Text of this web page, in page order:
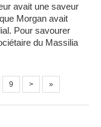
avait une saveur
Morgan avait
Pour savourer
du Massilia
9 > »